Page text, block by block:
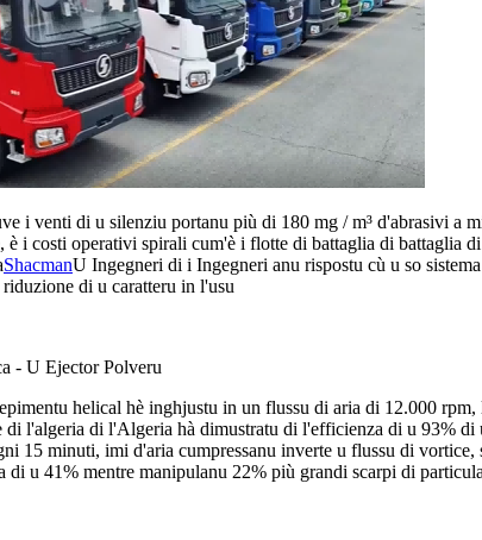
i venti di u silenziu portanu più di 180 mg / m³ d'abrasivi
i costi operativi spirali cum'è i flotte di battaglia di battaglia
ShacmanU Ingegneri di i Ingegneri anu rispostu cù u so
di u caratteru in l'usu
- U Ejector Polveru
helical hè inghjustu in un flussu di aria di 12.000
di l'algeria di l'Algeria hà dimustratu di l'efficienza di u 93%
15 minuti, imi d'aria cumpressanu inverte u flussu di
di u 41% mentre manipulanu 22% più grandi scarpi di